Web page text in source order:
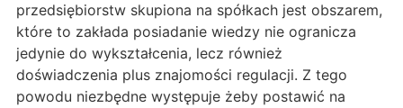
przedsiębiorstw skupiona na spółkach jest obszarem,
które to zakłada posiadanie wiedzy nie ogranicza
jedynie do wykształcenia, lecz również
doświadczenia plus znajomości regulacji. Z tego
powodu niezbędne występuje żeby postawić na